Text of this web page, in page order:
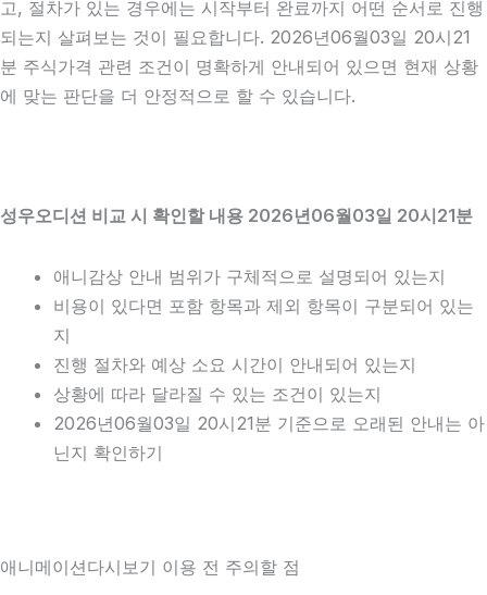
고, 절차가 있는 경우에는 시작부터 완료까지 어떤 순서로 진행
되는지 살펴보는 것이 필요합니다. 2026년06월03일 20시21
분 주식가격 관련 조건이 명확하게 안내되어 있으면 현재 상황
에 맞는 판단을 더 안정적으로 할 수 있습니다.
성우오디션 비교 시 확인할 내용 2026년06월03일 20시21분
애니감상 안내 범위가 구체적으로 설명되어 있는지
비용이 있다면 포함 항목과 제외 항목이 구분되어 있는
지
진행 절차와 예상 소요 시간이 안내되어 있는지
상황에 따라 달라질 수 있는 조건이 있는지
2026년06월03일 20시21분 기준으로 오래된 안내는 아
닌지 확인하기
애니메이션다시보기 이용 전 주의할 점